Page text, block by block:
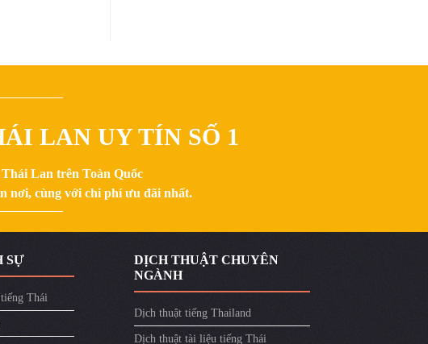
LAN UY TÍN SỐ 1
Lan trên Toàn Quốc
nơi, cùng với chi phí ưu đãi nhất.
SỰ
Thái
DỊCH THUẬT CHUYÊN
NGÀNH
Dịch thuật tiếng Thailand
Dịch thuật tài liệu tiếng Thái